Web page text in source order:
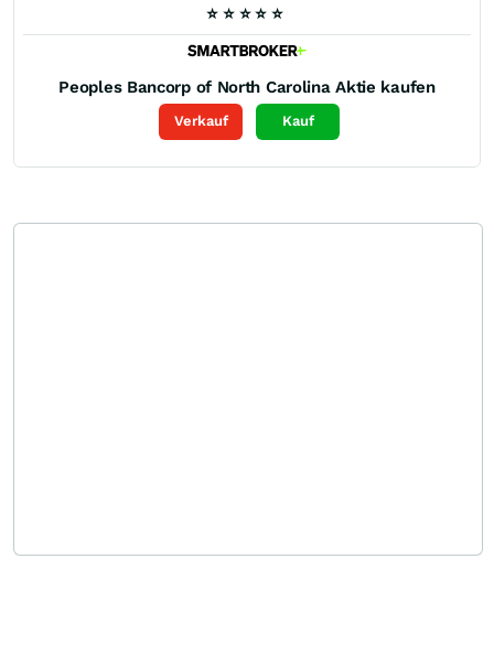
⭐ ⭐ ⭐ ⭐ ⭐
Peoples Bancorp of North Carolina Aktie kaufen
Verkauf Kauf